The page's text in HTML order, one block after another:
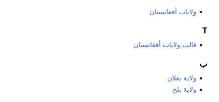
ولايات أفغانستان
Τ
قالب:ولايات أفغانستان
ب
ولاية بغلان
ولاية بلخ